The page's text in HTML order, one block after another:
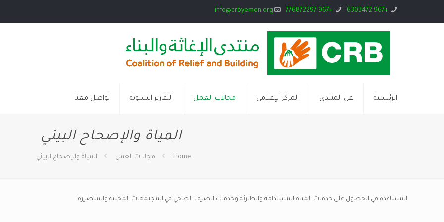
+967 6303472
+967 776872297
info@crbyemen.org
الرئيسية عن المنتدى المركز الإعلامي مجالات العمل التقارير السنوية تواصل معنا
المياة والإصحاح البيئي
Home مجالات العمل المياة والإصحاح البيئي
المساعدة في الحصول على خدمات المياه المستدامة والطارئة وخدمات الصرف الصحي في المجتمعات المحلية والمتضررة.